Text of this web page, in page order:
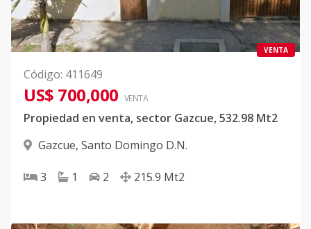
VENTA
Código: 411649
US$ 700,000 VENTA
Propiedad en venta, sector Gazcue, 532.98 Mt2
Gazcue, Santo Domingo D.N.
3 1 2 215.9 Mt2